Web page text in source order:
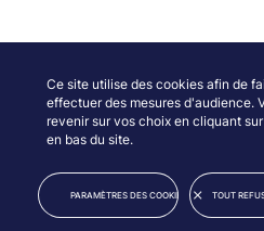
Ce site utilise des cookies afin de
effectuer des mesures d'audience.
revenir sur vos choix en cliquant
en bas du site.
PARAMÈTRES DES COOKIES TOUT
© JAZZ À VIENNE
INFORMATIONS LÉGALES
CRÉDITS